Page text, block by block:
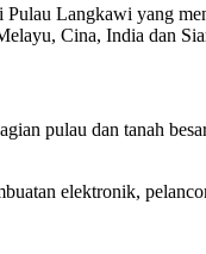
Langkawi yang
Cina, India dan
pulau dan tanah
elektronik,